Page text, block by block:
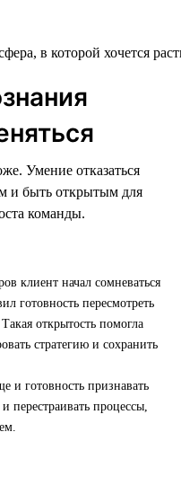
Умение отказаться
и быть открытым для
команды.
клиент начал сомневаться
готовность пересмотреть
открытость помогла
стратегию и сохранить
и готовность признавать
процессы,